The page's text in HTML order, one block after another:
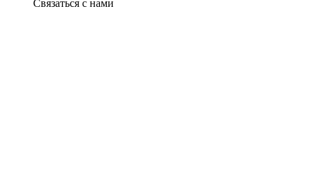
Связаться с нами